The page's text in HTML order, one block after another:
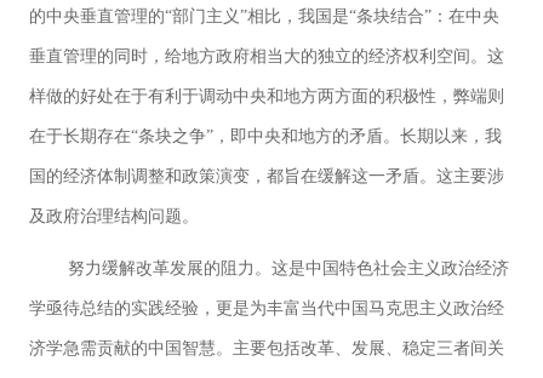
的中央垂直管理的“部门主义”相比，我国是“条块结合”：在中央
垂直管理的同时，给地方政府相当大的独立的经济权利空间。这
样做的好处在于有利于调动中央和地方两方面的积极性，弊端则
在于长期存在“条块之争”，即中央和地方的矛盾。长期以来，我
国的经济体制调整和政策演变，都旨在缓解这一矛盾。这主要涉
及政府治理结构问题。
努力缓解改革发展的阻力。这是中国特色社会主义政治经济
学亟待总结的实践经验，更是为丰富当代中国马克思主义政治经
济学急需贡献的中国智慧。主要包括改革、发展、稳定三者间关